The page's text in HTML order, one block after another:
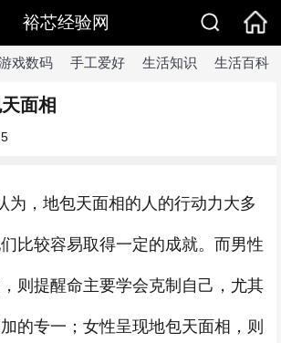
裕芯经验网
戏数码 手工爱好 生活知识 生活百科
面相
为，地包天面相的人的行动力大多
比较容易取得一定的成就。而男性
则提醒命主要学会克制自己，尤其
的专一；女性呈现地包天面相，则